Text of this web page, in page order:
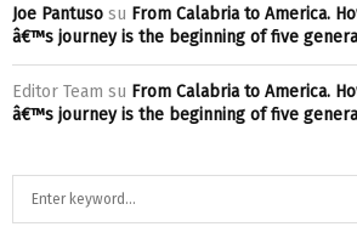
Joe Pantuso su From Calabria to America.
â€™s journey is the beginning of five
Editor Team su From Calabria to America.
â€™s journey is the beginning of five